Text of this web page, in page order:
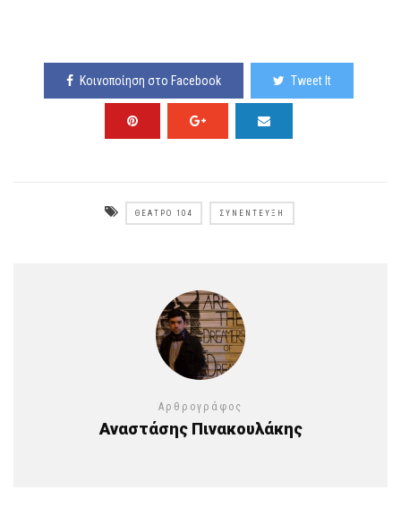
Κοινοποίηση στο Facebook Tweet It
ΘΈΑΤΡΟ 104 ΣΥΝΈΝΤΕΥΞΗ
Αρθρογράφος
Αναστάσης Πινακουλάκης